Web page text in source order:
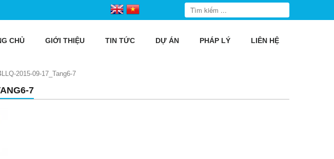
CHỦ GIỚI THIỆU TIN TỨC DỰ ÁN PHÁP LÝ LIÊN HỆ
2015-09-17_Tang6-7
7